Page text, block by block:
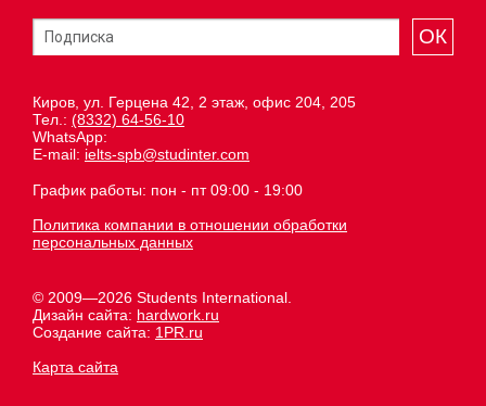
ОК
Киров, ул. Герцена 42, 2 этаж, офис 204, 205
Тел.: (8332) 64-56-10
WhatsApp:
E-mail: ielts-spb@studinter.com
График работы: пон - пт 09:00 - 19:00
Политика компании в отношении обработки
персональных данных
© 2009—2026 Students International.
Дизайн сайта: hardwork.ru
Создание сайта: 1PR.ru
Карта сайта